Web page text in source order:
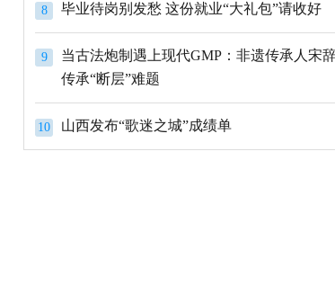
8 毕业待岗别发愁 这份就业“大礼包”请收好
9
当古法炮制遇上现代GMP：非遗传承人宋
传承“断层”难题
10 山西发布“歌迷之城”成绩单